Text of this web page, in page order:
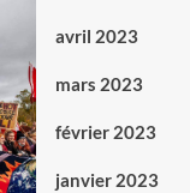
avril 2023
mars 2023
février 2023
janvier 2023